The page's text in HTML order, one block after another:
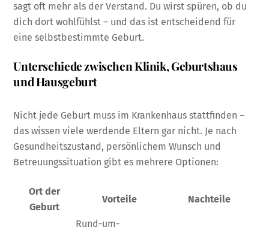
sagt oft mehr als der Verstand. Du wirst spüren, ob du
dich dort wohlfühlst – und das ist entscheidend für
eine selbstbestimmte Geburt.
Unterschiede zwischen Klinik, Geburtshaus
und Hausgeburt
Nicht jede Geburt muss im Krankenhaus stattfinden –
das wissen viele werdende Eltern gar nicht. Je nach
Gesundheitszustand, persönlichem Wunsch und
Betreuungssituation gibt es mehrere Optionen:
Ort der
Geburt
Vorteile Nachteile
Rund-um-